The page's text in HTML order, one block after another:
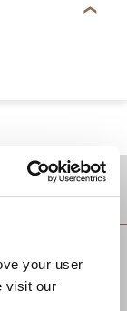
your user
visit our